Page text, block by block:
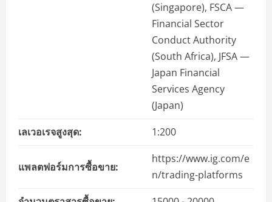
(Singapore), FSCA —
Financial Sector
Conduct Authority
(South Africa), JFSA —
Japan Financial
Services Agency
(Japan)
เลเวอเรจสูงสุด:
1:200
แพลตฟอร์มการซื้อขาย:
https://www.ig.com/e
n/trading-platforms